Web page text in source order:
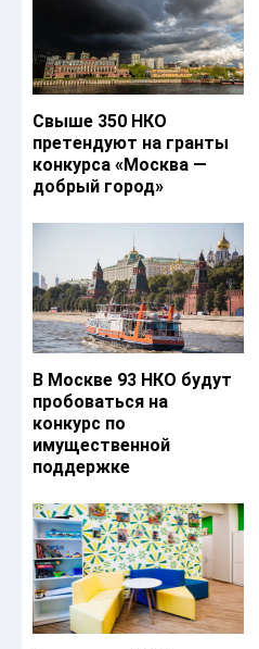
Свыше 350 НКО
претендуют на гранты
конкурса «Москва —
добрый город»
В Москве 93 НКО будут
пробоваться на
конкурс по
имущественной
поддержке